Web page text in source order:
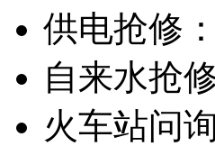
供电抢修
自来水抢
火车站问